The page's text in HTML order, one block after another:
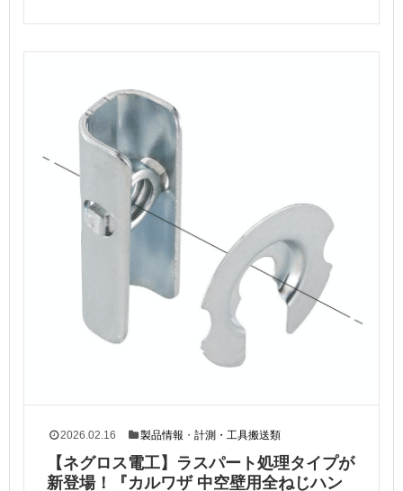
2026.02.16 製品情報 ・計測・工具搬送類
【ネグロス電工】ラスパート処理タイプが
新登場！『カルワザ 中空壁用全ねじハン